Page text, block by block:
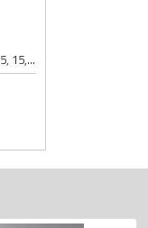
Broj šablona: 5; Dimenzije šablona: 7.5, 10, 12.5, 15, 17.5mm; Boja: crvena;